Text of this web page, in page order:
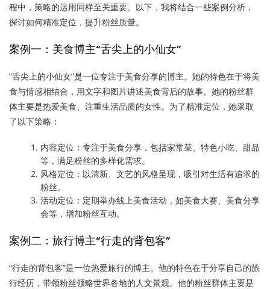
程中，策略的运用同样至关重要。以下，我将结合一些案例分析，
探讨如何精准定位，提升粉丝质量。
案例一：美食博主“舌尖上的小仙女”
“舌尖上的小仙女”是一位专注于美食分享的博主。她的特色在于将美
食与情感相结合，用文字和图片讲述美食背后的故事。她的粉丝群
体主要是热爱美食、注重生活品质的女性。为了精准定位，她采取
了以下策略：
内容定位：专注于美食分享，包括家常菜、特色小吃、甜品
等，满足粉丝的多样化需求。
风格定位：以清新、文艺的风格呈现，吸引对生活有追求的
粉丝。
活动定位：定期举办线上美食活动，如美食大赛、美食分享
会等，增加粉丝互动。
案例二：旅行博主“行走的背包客”
“行走的背包客”是一位热爱旅行的博主。他的特色在于分享自己的旅
行经历，带领粉丝领略世界各地的人文景观。他的粉丝群体主要是